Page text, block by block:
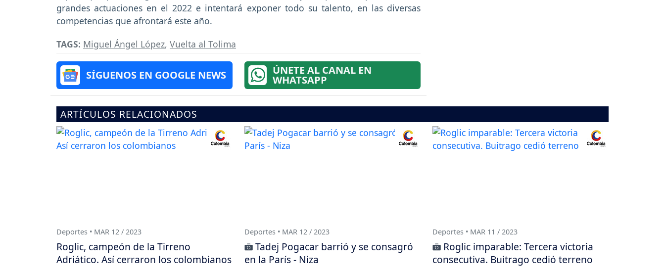
grandes actuaciones en el 2022 e intentará exponer todo su talento, en las diversas
competencias que afrontará este año.
TAGS: Miguel Ángel López, Vuelta al Tolima
SÍGUENOS EN GOOGLE NEWS ÚNETE AL CANAL EN
WHATSAPP
ARTÍCULOS RELACIONADOS
Deportes • MAR 12 / 2023
Roglic, campeón de la Tirreno
Adriático. Así cerraron los colombianos
Deportes • MAR 12 / 2023
Tadej Pogacar barrió y se consagró
en la París - Niza
Deportes • MAR 11 / 2023
Roglic imparable: Tercera victoria
consecutiva. Buitrago cedió terreno